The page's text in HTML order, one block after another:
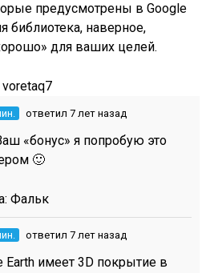
предусмотрены в Google
библиотека, наверное,
для ваших целей.
voretaq7
ответил 7 лет назад
«бонус» я попробую это
🙂
Фальк
ответил 7 лет назад
Earth имеет 3D покрытие в